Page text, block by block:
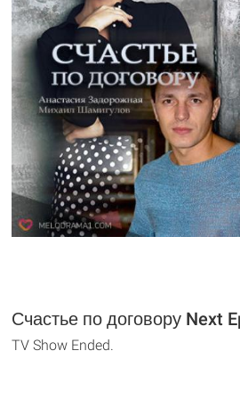
Счастье по договору Next
TV Show Ended.